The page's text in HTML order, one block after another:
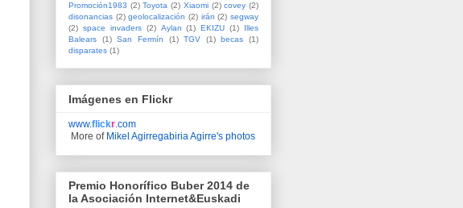
Promoción1983 (2) Toyota (2) Xiaomi (2) covey (2)
disonancias (2) geolocalización (2) irán (2) segway
(2) space invaders (2) Aylan (1) EKIZU (1)
Illes
Balears
(1) San Fermín (1) TGV (1) becas
(1)
disparates (1)
Imágenes en Flickr
www.flickr .com
More of Mikel Agirregabiria Agirre's photos
Premio Honorífico Buber 2014 de
la Asociación Internet&Euskadi